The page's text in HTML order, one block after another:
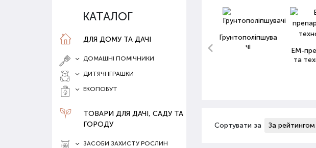
КАТАЛОГ
ДЛЯ ДОМУ ТА ДАЧІ
ДОМАШНІ ПОМІЧНИКИ
ДИТЯЧІ ІГРАШКИ
ЕКОПОБУТ
ТОВАРИ ДЛЯ ДАЧІ, САДУ ТА
ГОРОДУ
ЗАСОБИ ЗАХИСТУ РОСЛИН
Грунтополіпшува
чі
ЕМ-
та
Сортувати за